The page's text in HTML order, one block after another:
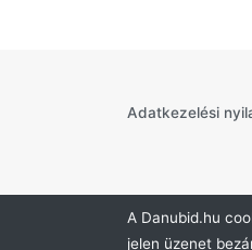
Adatkezelési
A Danubid.hu
jelen üzenet